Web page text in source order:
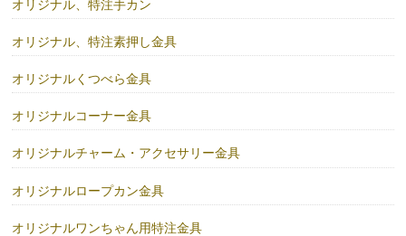
オリジナル、特注手カン
オリジナル、特注素押し金具
オリジナルくつべら金具
オリジナルコーナー金具
オリジナルチャーム・アクセサリー金具
オリジナルロープカン金具
オリジナルワンちゃん用特注金具